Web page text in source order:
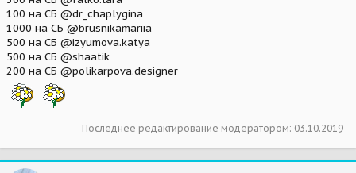
100 на СБ @dr_chaplygina
1000 на СБ @brusnikamariia
500 на СБ @izyumova.katya
500 на СБ @shaatik
200 на СБ @polikarpova.designer
Последнее редактирование модератором: 03.10.2019